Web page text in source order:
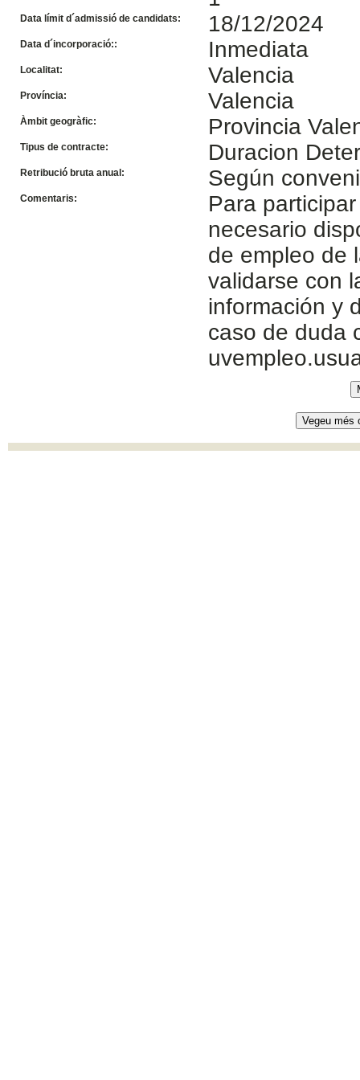
Data límit d´admissió de candidats: 18/12/2024
Data d´incorporació:: Inmediata
Localitat: Valencia
Província: Valencia
Àmbit geogràfic: Provincia
Tipus de contracte: Duracion
Retribució bruta anual: Según
Comentaris:
Para
necesario
de empleo de
validarse con
información y
caso de duda